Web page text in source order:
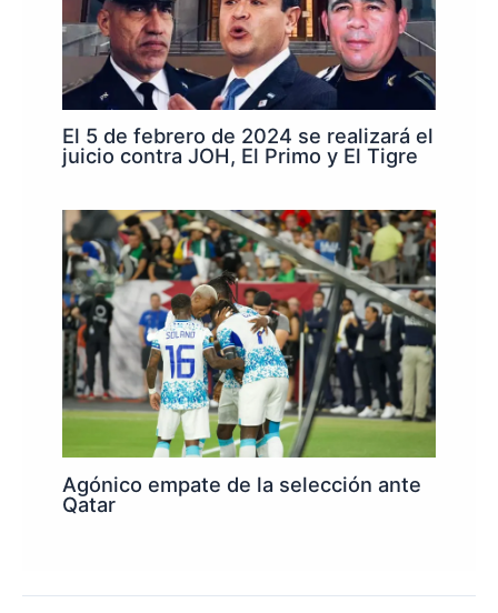
El 5 de febrero de 2024 se realizará el
juicio contra JOH, El Primo y El Tigre
Agónico empate de la selección ante
Qatar